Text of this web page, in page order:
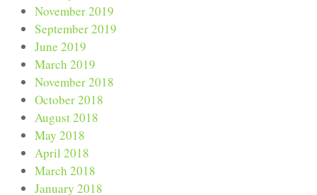
November 2019
September 2019
June 2019
March 2019
November 2018
October 2018
August 2018
May 2018
April 2018
March 2018
January 2018